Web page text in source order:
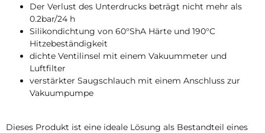
Der Verlust des Unterdrucks beträgt nicht mehr als
0.2bar/24 h
Silikondichtung von 60°ShA Härte und 190°C
Hitzebeständigkeit
dichte Ventilinsel mit einem Vakuummeter und
Luftfilter
verstärkter Saugschlauch mit einem Anschluss zur
Vakuumpumpe
Dieses Produkt ist eine ideale Lösung als Bestandteil eines